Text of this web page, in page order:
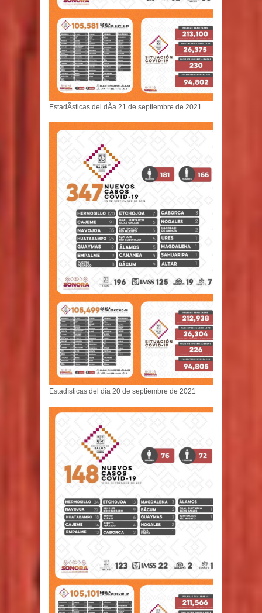
EstadÃ­sticas del dÃ­a 21 de septiembre de 2021
Estadísticas del día 20 de septiembre de 2021